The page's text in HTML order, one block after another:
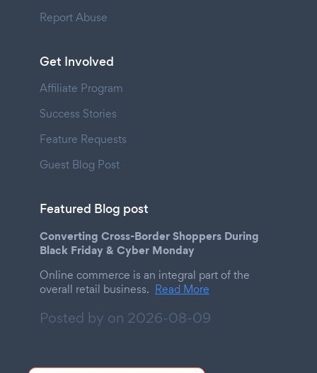
Report Abuse
Get Involved
Affiliate Program
Success Stories
Feature Requests
Guest Blog Post
Featured Blog post
Converting Cross-Border Shoppers During
Black Friday & Cyber Monday
Online commerce is an integral part of the
overall retail business. Read More
Posted by on 2026-08-09